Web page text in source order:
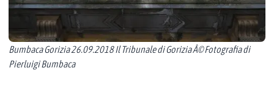
Bumbaca Gorizia 26.09.2018 Il Tribunale di Gorizia Â© Fotografia di
Pierluigi Bumbaca